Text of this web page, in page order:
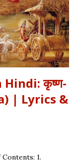
कृष्ण-
| Lyrics &
1.